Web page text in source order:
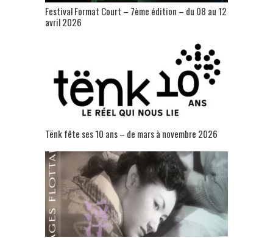
Festival Format Court – 7ème édition – du 08 au 12
avril 2026
Tënk fête ses 10 ans – de mars à novembre 2026